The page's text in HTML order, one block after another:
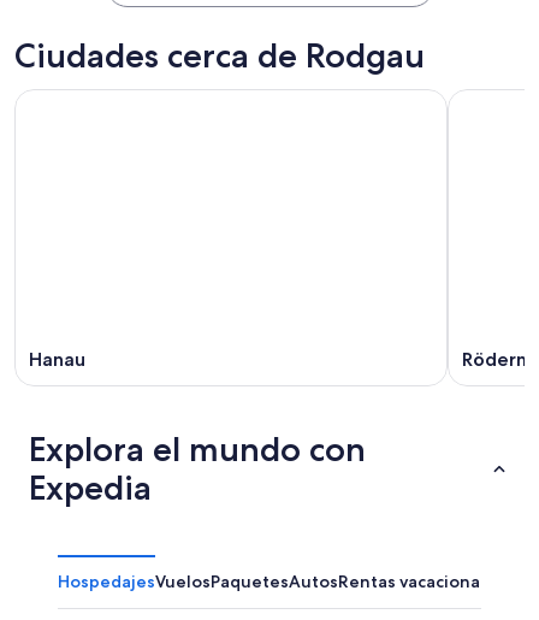
Ciudades cerca de Rodgau
Hanau
Explora el mundo con
Expedia
HospedajesVuelosPaquetesAutosRentas vacacionales